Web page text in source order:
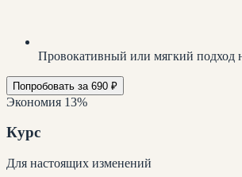
Провокативный или мягкий подход
Попробовать за 690 ₽
Экономия 13%
Курс
Для настоящих изменений